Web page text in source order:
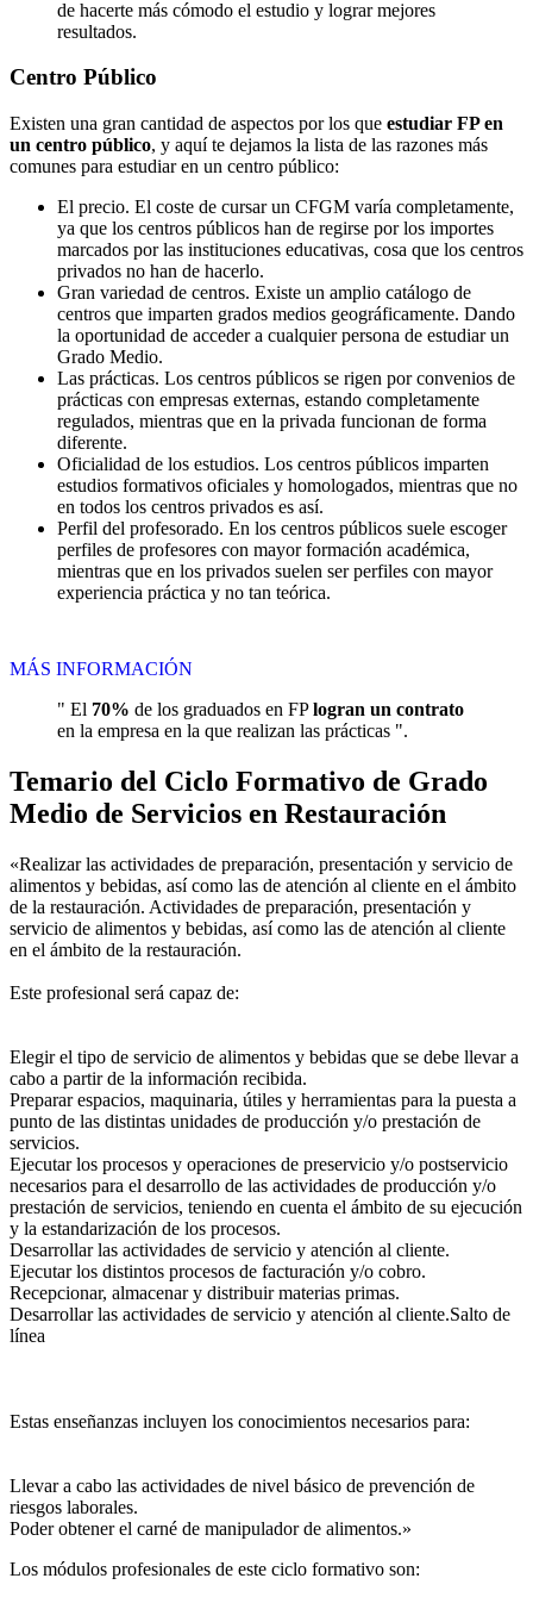
de hacerte más cómodo el estudio y lograr mejores
resultados.
Centro Público
Existen una gran cantidad de aspectos por los que estudiar FP en
un centro público, y aquí te dejamos la lista de las razones más
comunes para estudiar en un centro público:
El precio. El coste de cursar un CFGM varía completamente,
ya que los centros públicos han de regirse por los importes
marcados por las instituciones educativas, cosa que los centros
privados no han de hacerlo.
Gran variedad de centros. Existe un amplio catálogo de
centros que imparten grados medios geográficamente. Dando
la oportunidad de acceder a cualquier persona de estudiar un
Grado Medio.
Las prácticas. Los centros públicos se rigen por convenios de
prácticas con empresas externas, estando completamente
regulados, mientras que en la privada funcionan de forma
diferente.
Oficialidad de los estudios. Los centros públicos imparten
estudios formativos oficiales y homologados, mientras que no
en todos los centros privados es así.
Perfil del profesorado. En los centros públicos suele escoger
perfiles de profesores con mayor formación académica,
mientras que en los privados suelen ser perfiles con mayor
experiencia práctica y no tan teórica.
MÁS INFORMACIÓN
" El 70% de los graduados en FPlogran un contrato
en la empresa en la que realizan las prácticas ".
Temario del Ciclo Formativo de Grado
Medio de Servicios en Restauración
«Realizar las actividades de preparación, presentación y servicio de
alimentos y bebidas, así como las de atención al cliente en el ámbito
de la restauración. Actividades de preparación, presentación y
servicio de alimentos y bebidas, así como las de atención al cliente
en el ámbito de la restauración.
Este profesional será capaz de:
Elegir el tipo de servicio de alimentos y bebidas que se debe llevar a
cabo a partir de la información recibida.
Preparar espacios, maquinaria, útiles y herramientas para la puesta a
punto de las distintas unidades de producción y/o prestación de
servicios.
Ejecutar los procesos y operaciones de preservicio y/o postservicio
necesarios para el desarrollo de las actividades de producción y/o
prestación de servicios, teniendo en cuenta el ámbito de su ejecución
y la estandarización de los procesos.
Desarrollar las actividades de servicio y atención al cliente.
Ejecutar los distintos procesos de facturación y/o cobro.
Recepcionar, almacenar y distribuir materias primas.
Desarrollar las actividades de servicio y atención al cliente.Salto de
línea
Estas enseñanzas incluyen los conocimientos necesarios para:
Llevar a cabo las actividades de nivel básico de prevención de
riesgos laborales.
Poder obtener el carné de manipulador de alimentos.»
Los módulos profesionales de este ciclo formativo son: